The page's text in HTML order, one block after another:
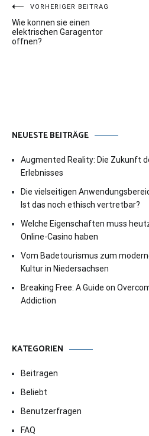
Beitragsnavigation
VORHERIGER BEITRAG
Wie konnen sie einen
elektrischen Garagentor
offnen?
NEUESTE BEITRÄGE
Augmented Reality: Die Zukunft
Erlebnisses
Die vielseitigen
Ist das noch ethisch vertretbar?
Welche Eigenschaften muss
Online-Casino haben
Vom Badetourismus zum
Kultur in Niedersachsen
Breaking Free: A Guide on
Addiction
KATEGORIEN
Beitragen
Beliebt
Benutzerfragen
FAQ